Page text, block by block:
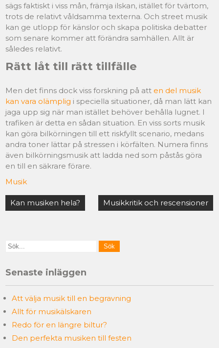
sägs faktiskt i viss mån, främja ilskan, istället för tvärtom,
trots de relativt våldsamma texterna. Och street musik
kan ge utlopp för känslor och skapa politiska debatter
som senare kommer att förändra samhällen. Allt är
således relativt.
Rätt låt till rätt tillfälle
Men det finns dock viss forskning på att en del musik
kan vara olämplig i speciella situationer, då man lätt kan
jaga upp sig när man istället behöver behålla lugnet. I
trafiken är detta en sådan situation. En viss sorts musik
kan göra bilkörningen till ett riskfyllt scenario, medans
andra toner lättar på stressen i körfälten. Numera finns
även bilkörningsmusik att ladda ned som påstås göra
en till en säkrare förare.
Musik
Kan musiken hela? Musikkritik och rescensioner
Senaste inläggen
Att välja musik till en begravning
Allt för musikälskaren
Redo för en längre biltur?
Den perfekta musiken till festen